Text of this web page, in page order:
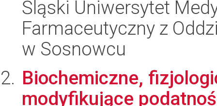
Śląski Uniwersytet
Farmaceutyczny z
w Sosnowcu
Biochemiczne,
modyfikujące